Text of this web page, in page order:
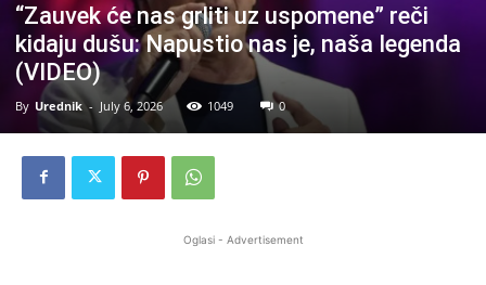
“Zauvek će nas grliti uz uspomene” reči
kidaju dušu: Napustio nas je, naša Iegenda
(VIDEO)
By Urednik - July 6, 2026 1049 0
Oglasi - Advertisement